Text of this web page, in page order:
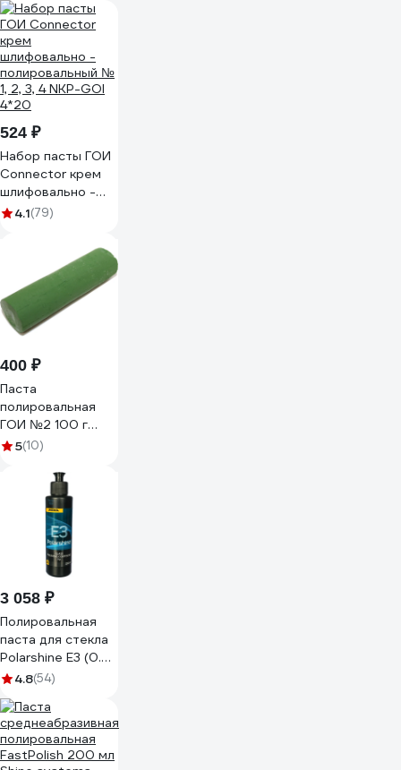
524 ₽
Набор пасты ГОИ
Connector крем
шлифовально -
полировальный №
4.1(79)
400 ₽
Паста
полировальная
ГОИ №2 100 г
ООО Реал-
4603824878044
5(10)
3 058 ₽
Полировальная
паста для стекла
Polarshine E3 (0.25
л) MIRKA
4.8(54)